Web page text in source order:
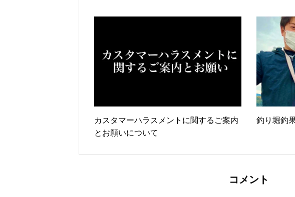
カスタマーハラスメントに関するご案内
とお願いについて
釣り堀釣
コメント